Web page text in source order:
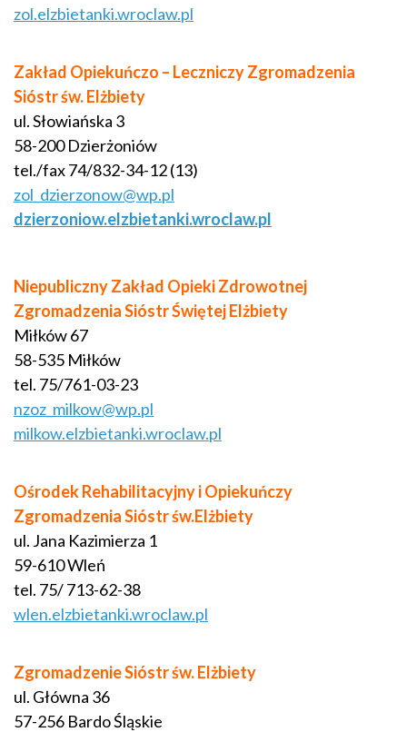
zol.elzbietanki.wroclaw.pl
Zakład Opiekuńczo – Leczniczy Zgromadzenia
Sióstr św. Elżbiety
ul. Słowiańska 3
58-200 Dzierżoniów
tel./fax 74/832-34-12 (13)
zol_dzierzonow@wp.pl
dzierzoniow.elzbietanki.wroclaw.pl
Niepubliczny Zakład Opieki Zdrowotnej
Zgromadzenia Sióstr Świętej Elżbiety
Miłków 67
58-535 Miłków
tel. 75/761-03-23
nzoz_milkow@wp.pl
milkow.elzbietanki.wroclaw.pl
Ośrodek Rehabilitacyjny i Opiekuńczy
Zgromadzenia Sióstr św.Elżbiety
ul. Jana Kazimierza 1
59-610 Wleń
tel. 75/ 713-62-38
wlen.elzbietanki.wroclaw.pl
Zgromadzenie Sióstr św. Elżbiety
ul. Główna 36
57-256 Bardo Śląskie